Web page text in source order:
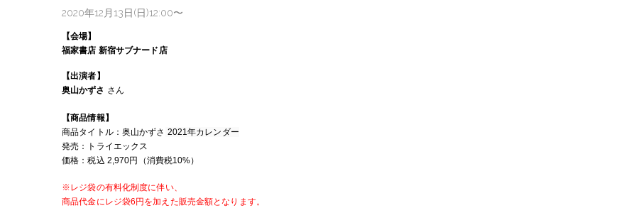
2020年12月13日(日)12:00〜
【会場】
福家書店 新宿サブナード店
【出演者】
奥山かずさ さん
【商品情報】
商品タイトル： 奥山かずさ 2021年カレンダー
発売：
トライエックス
価格：税込 2,970円（消費税10%）
※レジ袋の有料化制度に伴い、
商品代金にレジ袋6円を加えた販売金額となります。